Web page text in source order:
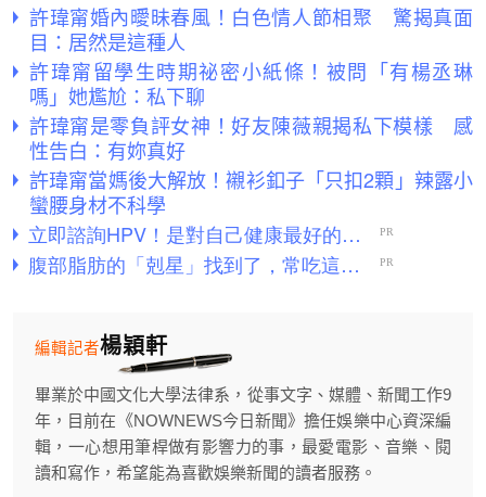
許瑋甯婚內曖昧春風！白色情人節相聚 驚揭真面
目：居然是這種人
許瑋甯留學生時期祕密小紙條！被問「有楊丞琳
嗎」她尷尬：私下聊
許瑋甯是零負評女神！好友陳薇親揭私下模樣 感
性告白：有妳真好
許瑋甯當媽後大解放！襯衫釦子「只扣2顆」辣露小
蠻腰身材不科學
楊穎軒
編輯記者
畢業於中國文化大學法律系，從事文字、媒體、新聞工作9
年，目前在《NOWNEWS今日新聞》擔任娛樂中心資深編
輯，一心想用筆桿做有影響力的事，最愛電影、音樂、閱
讀和寫作，希望能為喜歡娛樂新聞的讀者服務。